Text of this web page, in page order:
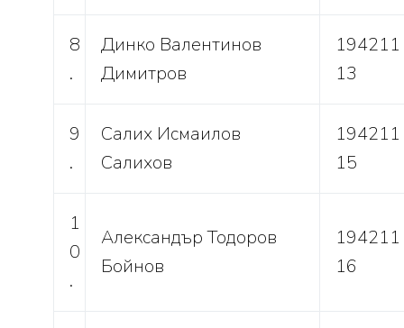
8
.
Динко Валентинов
Димитров
194211
13
9
.
Салих Исмаилов
Салихов
194211
15
1
0
.
Александър Тодоров
Бойнов
194211
16